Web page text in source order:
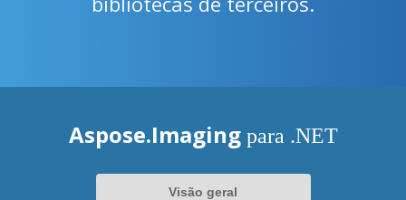
Aspose.Imaging para .NET
Visão geral